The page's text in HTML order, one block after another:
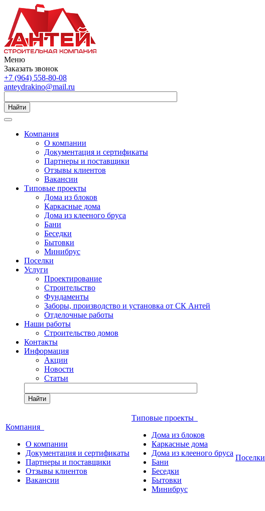
Меню
Заказать звонок
+7 (964) 558-80-08
anteydrakino@mail.ru
Найти
Компания
О компании
Документация и сертификаты
Партнеры и поставщики
Отзывы клиентов
Вакансии
Типовые проекты
Дома из блоков
Каркасные дома
Дома из клееного бруса
Бани
Беседки
Бытовки
Минибрус
Поселки
Услуги
Проектирование
Строительство
Фундаменты
Заборы, производство и установка от СК Антей
Отделочные работы
Наши работы
Строительство домов
Контакты
Информация
Акции
Новости
Статьи
Найти
Компания
О компании
Документация и сертификаты
Партнеры и поставщики
Отзывы клиентов
Вакансии
Типовые проекты
Дома из блоков
Каркасные дома
Дома из клееного бруса
Бани
Беседки
Бытовки
Минибрус
Поселки